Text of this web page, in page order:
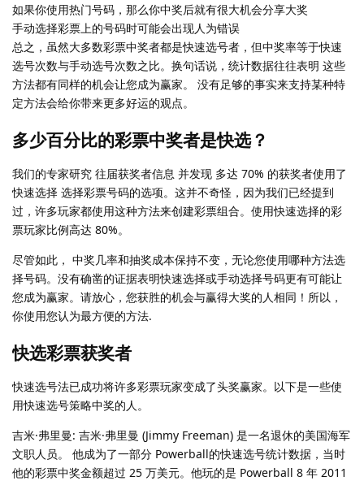
如果你使用热门号码，那么你中奖后就有很大机会分享大奖
手动选择彩票上的号码时可能会出现人为错误
总之，虽然大多数彩票中奖者都是快速选号者，但中奖率等于快速
选号次数与手动选号次数之比。换句话说，统计数据往往表明 这些
方法都有同样的机会让您成为赢家。 没有足够的事实来支持某种特
定方法会给你带来更多好运的观点。
多少百分比的彩票中奖者是快选？
我们的专家研究 往届获奖者信息 并发现 多达 70% 的获奖者使用了
快速选择 选择彩票号码的选项。这并不奇怪，因为我们已经提到
过，许多玩家都使用这种方法来创建彩票组合。使用快速选择的彩
票玩家比例高达 80%。
尽管如此， 中奖几率和抽奖成本保持不变，无论您使用哪种方法选
择号码。没有确凿的证据表明快速选择或手动选择号码更有可能让
您成为赢家。请放心，您获胜的机会与赢得大奖的人相同！所以，
你使用您认为最方便的方法.
快选彩票获奖者
快速选号法已成功将许多彩票玩家变成了头奖赢家。以下是一些使
用快速选号策略中奖的人。
吉米·弗里曼: 吉米·弗里曼 (Jimmy Freeman) 是一名退休的美国海军
文职人员。 他成为了一部分 Powerball的快速选号统计数据，当时
他的彩票中奖金额超过 25 万美元。他玩的是 Powerball 8 年 2011